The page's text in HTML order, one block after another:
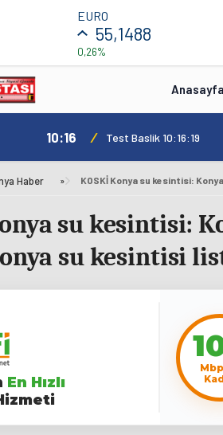
EURO
55,1488
0,26%
Anasayfa
10:16 / Test Baslik 10:16:19
Haber »
su kesintisi:
su kesintisi
En Hızlı